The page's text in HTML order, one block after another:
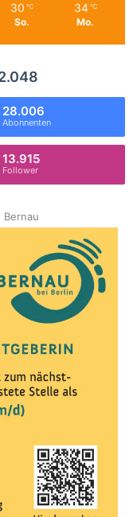
30 ℃
So.
34 ℃
Mo.
28.006
Abonnenten
13.915
Follower